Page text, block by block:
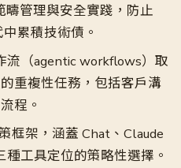
疇管理與安全實踐，防止
累積技術債。
流（agentic workflows）取
重複性任務，包括客戶溝
程。
框架，涵蓋 Chat、Claude
種工具定位的策略性選擇。